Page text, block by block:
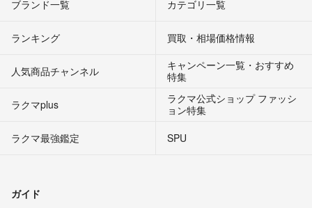
ブランド一覧 カテゴリ一覧
ランキング 買取・相場価格情報
人気商品チャンネル
キャンペーン一覧・おすすめ
特集
ラクマplus
ラクマ公式ショップ ファッシ
ョン特集
ラクマ最強鑑定
SPU
ガイド